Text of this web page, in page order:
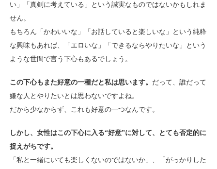
い」「真剣に考えている」という誠実なものではないかもしれま
せん。
もちろん「かわいいな」「お話していると楽しいな」という純粋
な興味もあれば、「エロいな」「できるならやりたいな」という
ような世間で言う下心もあるでしょう。
この下心もまた好意の一種だと私は思います。 だって、誰だって
嫌な人とやりたいとは思わないですよね。
だから少なからず、これも好意の一つなんです。
しかし、女性はこの下心に入る“好意”に対して、とても否定的に
捉えがちです。
「私と一緒にいても楽しくないのではないか」、「がっかりした